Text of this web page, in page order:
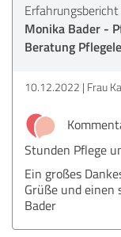
Monika Bader -
Beratung
10.12.2022 Frau
Stunden Pflege
Ein großes
Grüße und einen
Bader